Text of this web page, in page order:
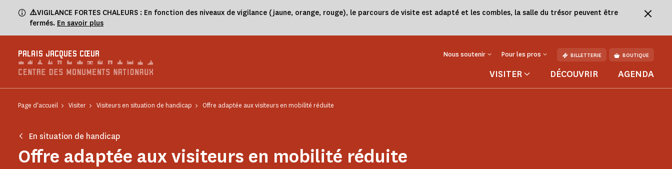
⚠️VIGILANCE FORTES CHALEURS : En fonction des niveaux de vigilance (jaune, orange, rouge), le parcours de visite est adapté et les combles, la salle du trésor peuvent être
fermés. En savoir plus
PALAIS JACQUES CŒUR Nous soutenir Pour les pros BILLETTERIE BOUTIQUE
VISITER DÉCOUVRIR AGENDA
Page d'accueil Visiter Visiteurs en situation de handicap Offre adaptée aux visiteurs en mobilité réduite
En situation de handicap
Offre adaptée aux visiteurs en mobilité réduite